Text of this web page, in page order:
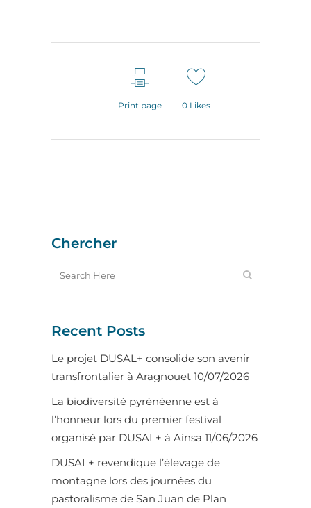
Print page 0 Likes
Chercher
Recent Posts
Le projet DUSAL+ consolide son avenir
transfrontalier à Aragnouet 10/07/2026
La biodiversité pyrénéenne est à
l’honneur lors du premier festival
organisé par DUSAL+ à Aínsa 11/06/2026
DUSAL+ revendique l’élevage de
montagne lors des journées du
pastoralisme de San Juan de Plan